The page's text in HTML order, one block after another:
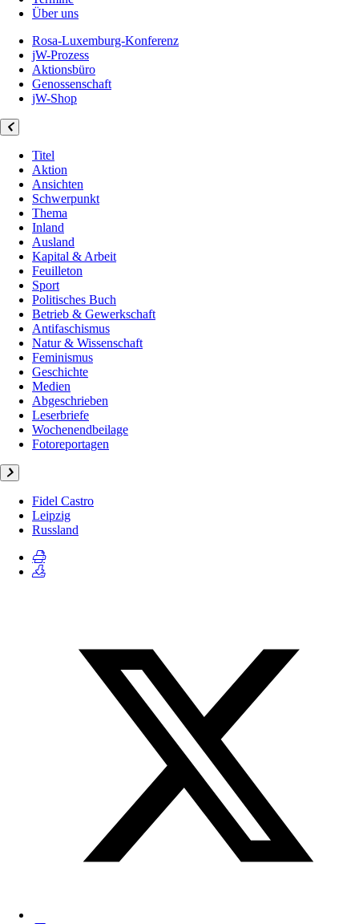
Über uns
Rosa-Luxemburg-Konferenz
jW-Prozess
Aktionsbüro
Genossenschaft
jW-Shop
Titel
Aktion
Ansichten
Schwerpunkt
Thema
Inland
Ausland
Kapital & Arbeit
Feuilleton
Sport
Politisches Buch
Betrieb & Gewerkschaft
Antifaschismus
Natur & Wissenschaft
Feminismus
Geschichte
Medien
Abgeschrieben
Leserbriefe
Wochenendbeilage
Fotoreportagen
Fidel Castro
Leipzig
Russland